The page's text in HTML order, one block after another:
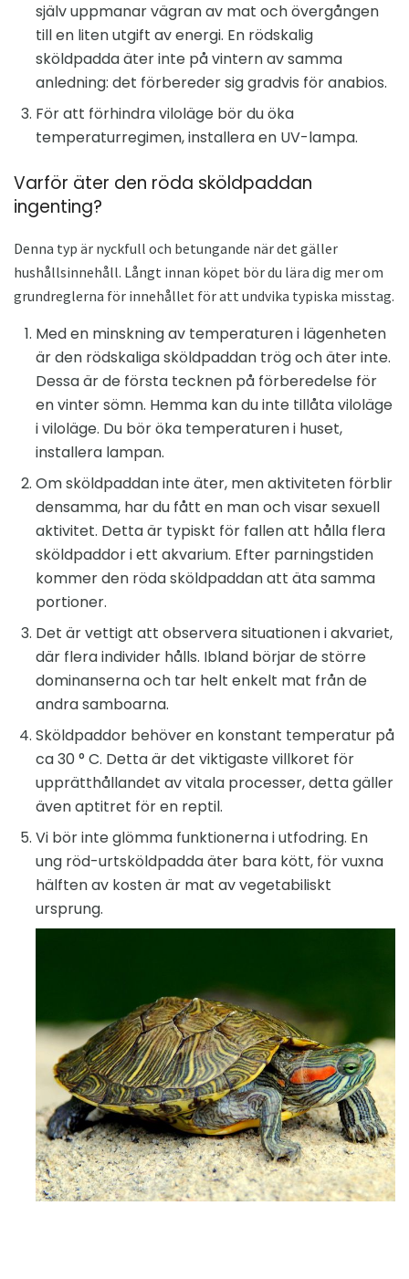
själv uppmanar vägran av mat och övergången
till en liten utgift av energi. En rödskalig
sköldpadda äter inte på vintern av samma
anledning: det förbereder sig gradvis för anabios.
För att förhindra viloläge bör du öka
temperaturregimen, installera en UV-lampa.
Varför äter den röda sköldpaddan
ingenting?
Denna typ är nyckfull och betungande när det gäller
hushållsinnehåll. Långt innan köpet bör du lära dig mer om
grundreglerna för innehållet för att undvika typiska misstag.
Med en minskning av temperaturen i lägenheten
är den rödskaliga sköldpaddan trög och äter inte.
Dessa är de första tecknen på förberedelse för
en vinter sömn. Hemma kan du inte tillåta viloläge
i viloläge. Du bör öka temperaturen i huset,
installera lampan.
Om sköldpaddan inte äter, men aktiviteten förblir
densamma, har du fått en man och visar sexuell
aktivitet. Detta är typiskt för fallen att hålla flera
sköldpaddor i ett akvarium. Efter parningstiden
kommer den röda sköldpaddan att äta samma
portioner.
Det är vettigt att observera situationen i akvariet,
där flera individer hålls. Ibland börjar de större
dominanserna och tar helt enkelt mat från de
andra samboarna.
Sköldpaddor behöver en konstant temperatur på
ca 30 ° C. Detta är det viktigaste villkoret för
upprätthållandet av vitala processer, detta gäller
även aptitret för en reptil.
Vi bör inte glömma funktionerna i utfodring. En
ung röd-urtsköldpadda äter bara kött, för vuxna
hälften av kosten är mat av vegetabiliskt
ursprung.